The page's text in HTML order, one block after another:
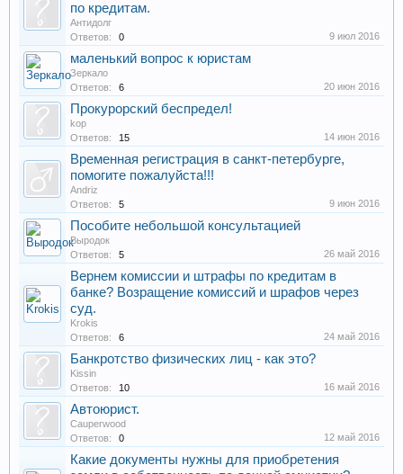
по кредитам.
Антидолг
Ответов:
0 9 июл 2016
маленький вопрос к юристам
Зеркало
Ответов:
6 20 июн 2016
Прокурорский беспредел!
kop
Ответов:
15 14 июн 2016
Временная регистрация в санкт-петербурге,
помогите пожалуйста!!!
Andriz
Ответов:
5 9 июн 2016
Пособите небольшой консультацией
Выродок
Ответов:
5 26 май 2016
Вернем комиссии и штрафы по кредитам в
банке? Возращение комиссий и шрафов через
суд.
Krokis
Ответов:
6 24 май 2016
Банкротство физических лиц - как это?
Kissin
Ответов:
10 16 май 2016
Автоюрист.
Cauperwood
Ответов:
0 12 май 2016
Какие документы нужны для приобретения